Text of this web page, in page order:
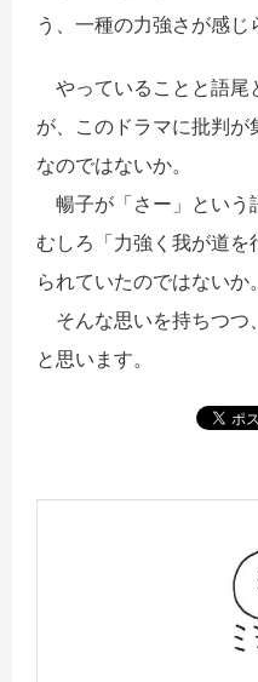
う、一種の力強さが感じ
やっていることと語尾
が、このドラマに批判
なのではないか。
暢子が「さー」という
むしろ「力強く我が道
られていたのではないか。
そんな思いを持ちつつ
と思います。